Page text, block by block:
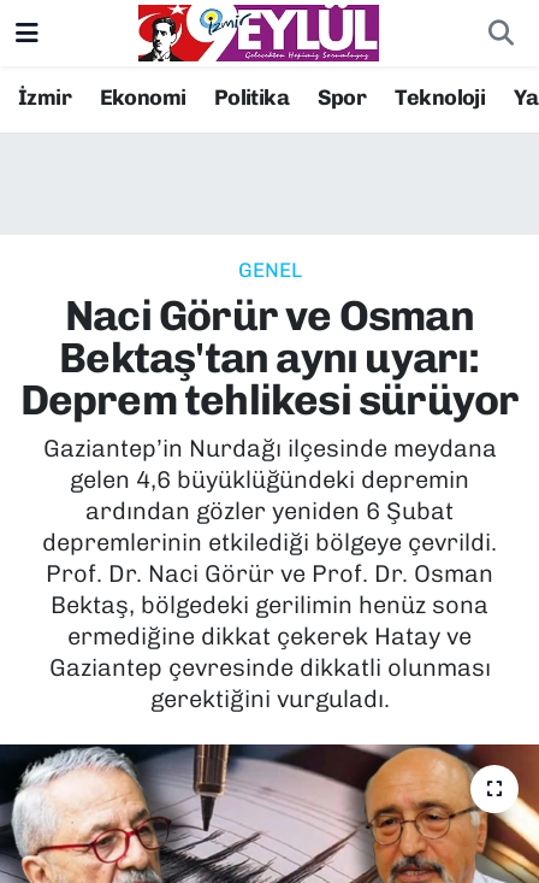
İzmir Ekonomi Politika Spor Teknoloji
GENEL
Naci Görür ve Osman
Bektaş'tan aynı uyarı:
Deprem tehlikesi sürüyor
Gaziantep’in Nurdağı ilçesinde meydana
gelen 4,6 büyüklüğündeki depremin
ardından gözler yeniden 6 Şubat
depremlerinin etkilediği bölgeye çevrildi.
Prof. Dr. Naci Görür ve Prof. Dr. Osman
Bektaş, bölgedeki gerilimin henüz sona
ermediğine dikkat çekerek Hatay ve
Gaziantep çevresinde dikkatli olunması
gerektiğini vurguladı.
Resmi İlanlar
EKONOMİ
KÜLTÜR SANAT
MAGAZİN
POLİTİKA
SAĞLIK
SPOR
TEKNOLOJİ
YAŞAM
YEREL YÖNETİMLER
Konak Nöbetçi Eczaneler
Süper Lig Puan Durumu ve Fikstür
Tüm Manşetler
Son Dakika Haberleri
Haber Arşivi